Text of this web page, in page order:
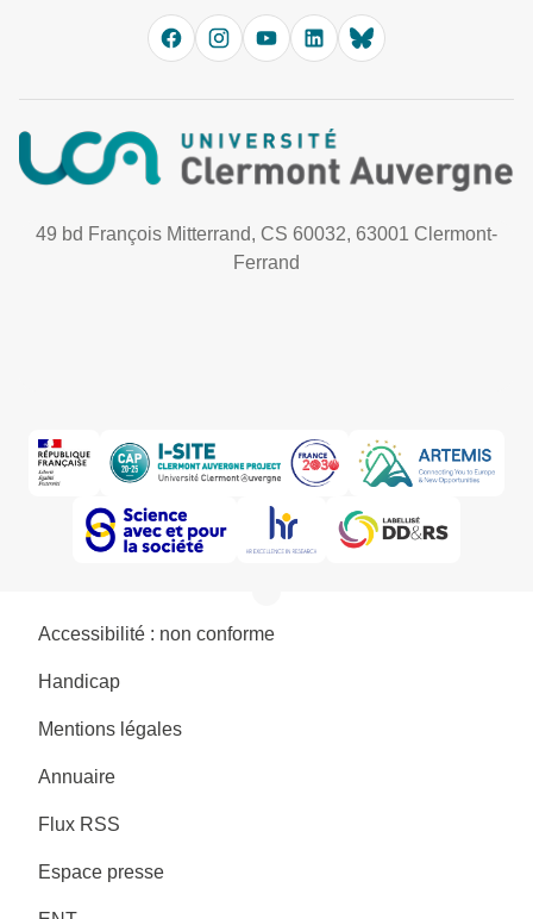
49 bd François Mitterrand, CS 60032, 63001 Clermont-
Ferrand
Accessibilité : non conforme
Handicap
Mentions légales
Annuaire
Flux RSS
Espace presse